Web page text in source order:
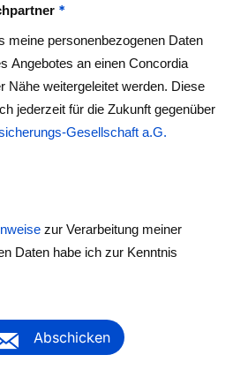
*
meine personenbezogenen Daten
Angebotes an einen Concordia
Nähe weitergeleitet werden. Diese
jederzeit für die Zukunft gegenüber
Gesellschaft a.G.
zur Verarbeitung meiner
Daten habe ich zur Kenntnis
Abschicken